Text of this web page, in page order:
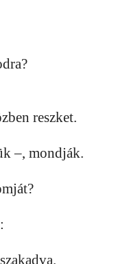
reszket.
–, mondják.